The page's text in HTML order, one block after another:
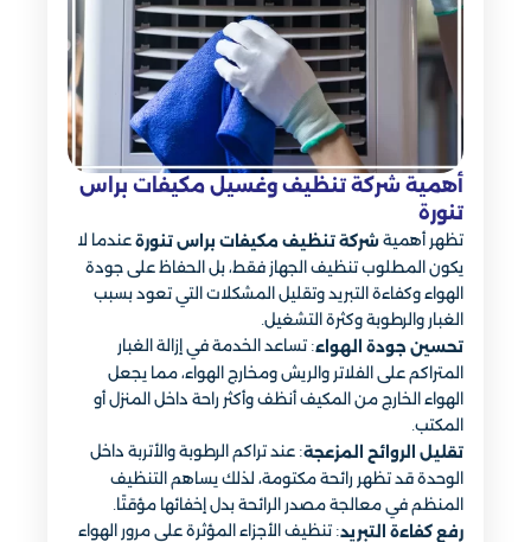
أهمية شركة تنظيف وغسيل مكيفات براس
تنورة
تظهر أهمية شركة تنظيف مكيفات براس تنورة عندما لا
يكون المطلوب تنظيف الجهاز فقط، بل الحفاظ على جودة
الهواء وكفاءة التبريد وتقليل المشكلات التي تعود بسبب
الغبار والرطوبة وكثرة التشغيل.
تحسين جودة الهواء: تساعد الخدمة في إزالة الغبار
المتراكم على الفلاتر والريش ومخارج الهواء، مما يجعل
الهواء الخارج من المكيف أنظف وأكثر راحة داخل المنزل أو
المكتب.
تقليل الروائح المزعجة: عند تراكم الرطوبة والأتربة داخل
الوحدة قد تظهر رائحة مكتومة، لذلك يساهم التنظيف
المنظم في معالجة مصدر الرائحة بدل إخفائها مؤقتًا.
رفع كفاءة التبريد: تنظيف الأجزاء المؤثرة على مرور الهواء